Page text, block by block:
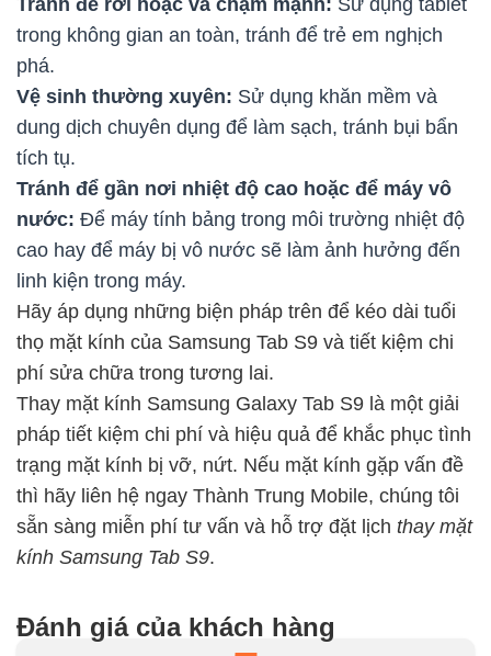
trong không gian an toàn, tránh để trẻ em nghịch
phá.
Vệ sinh thường xuyên: Sử dụng khăn mềm và
dung dịch chuyên dụng để làm sạch, tránh bụi bẩn
tích tụ.
Tránh để gần nơi nhiệt độ cao hoặc để máy vô
nước: Để máy tính bảng trong môi trường nhiệt độ
cao hay để máy bị vô nước sẽ làm ảnh hưởng đến
linh kiện trong máy.
Hãy áp dụng những biện pháp trên để kéo dài tuổi
thọ mặt kính của Samsung Tab S9 và tiết kiệm chi
phí sửa chữa trong tương lai.
Thay mặt kính Samsung Galaxy Tab S9 là một giải
pháp tiết kiệm chi phí và hiệu quả để khắc phục tình
trạng mặt kính bị vỡ, nứt. Nếu mặt kính gặp vấn đề
thì hãy liên hệ ngay Thành Trung Mobile, chúng tôi
sẵn sàng miễn phí tư vấn và hỗ trợ đặt lịch thay mặt
kính Samsung Tab S9.
Đánh giá của khách hàng